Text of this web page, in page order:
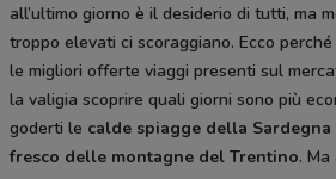
all’ultimo giorno è il desiderio di tutti, ma
troppo elevati ci scoraggiano. Ecco
le migliori offerte viaggi presenti sul
la valigia scoprire quali giorni sono più
goderti le calde spiagge della
fresco delle montagne del Trentino.